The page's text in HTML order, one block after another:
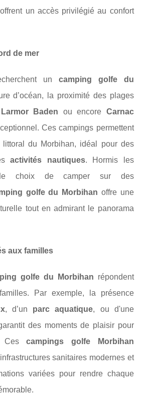
un accès privilégié au confort
de mer
un camping golfe du
d’océan, la proximité des plages
Larmor Baden ou encore Carnac
Ces campings permettent
du Morbihan, idéal pour des
activités nautiques. Hormis les
choix de camper sur des
golfe du Morbihan offre une
tout en admirant le panorama
aux familles
golfe du Morbihan répondent
Par exemple, la présence
, d’un parc aquatique, ou d'une
des moments de plaisir pour
Cescampings golfe Morbihan
sanitaires modernes et
variées pour rendre chaque